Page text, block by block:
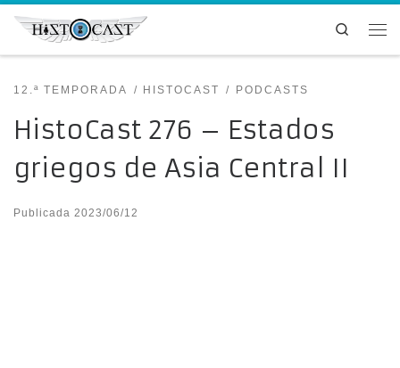
Saltar al contenido
Search
12.ª TEMPORADA HISTOCAST PODCASTS
HistoCast 276 – Estados
griegos de Asia Central II
Publicada 2023/06/12